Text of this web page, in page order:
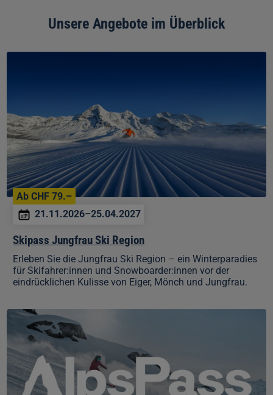
Unsere Angebote im Überblick
Skipass
Ab CHF 79.–
21.11.2026–25.04.2027
Skipass Jungfrau Ski Region
Erleben Sie die Jungfrau Ski Region – ein Winterparadies
für Skifahrer:innen und Snowboarder:innen vor der
eindrücklichen Kulisse von Eiger, Mönch und Jungfrau.
AlpsPass
der
beste
Skipass
der
Alpen